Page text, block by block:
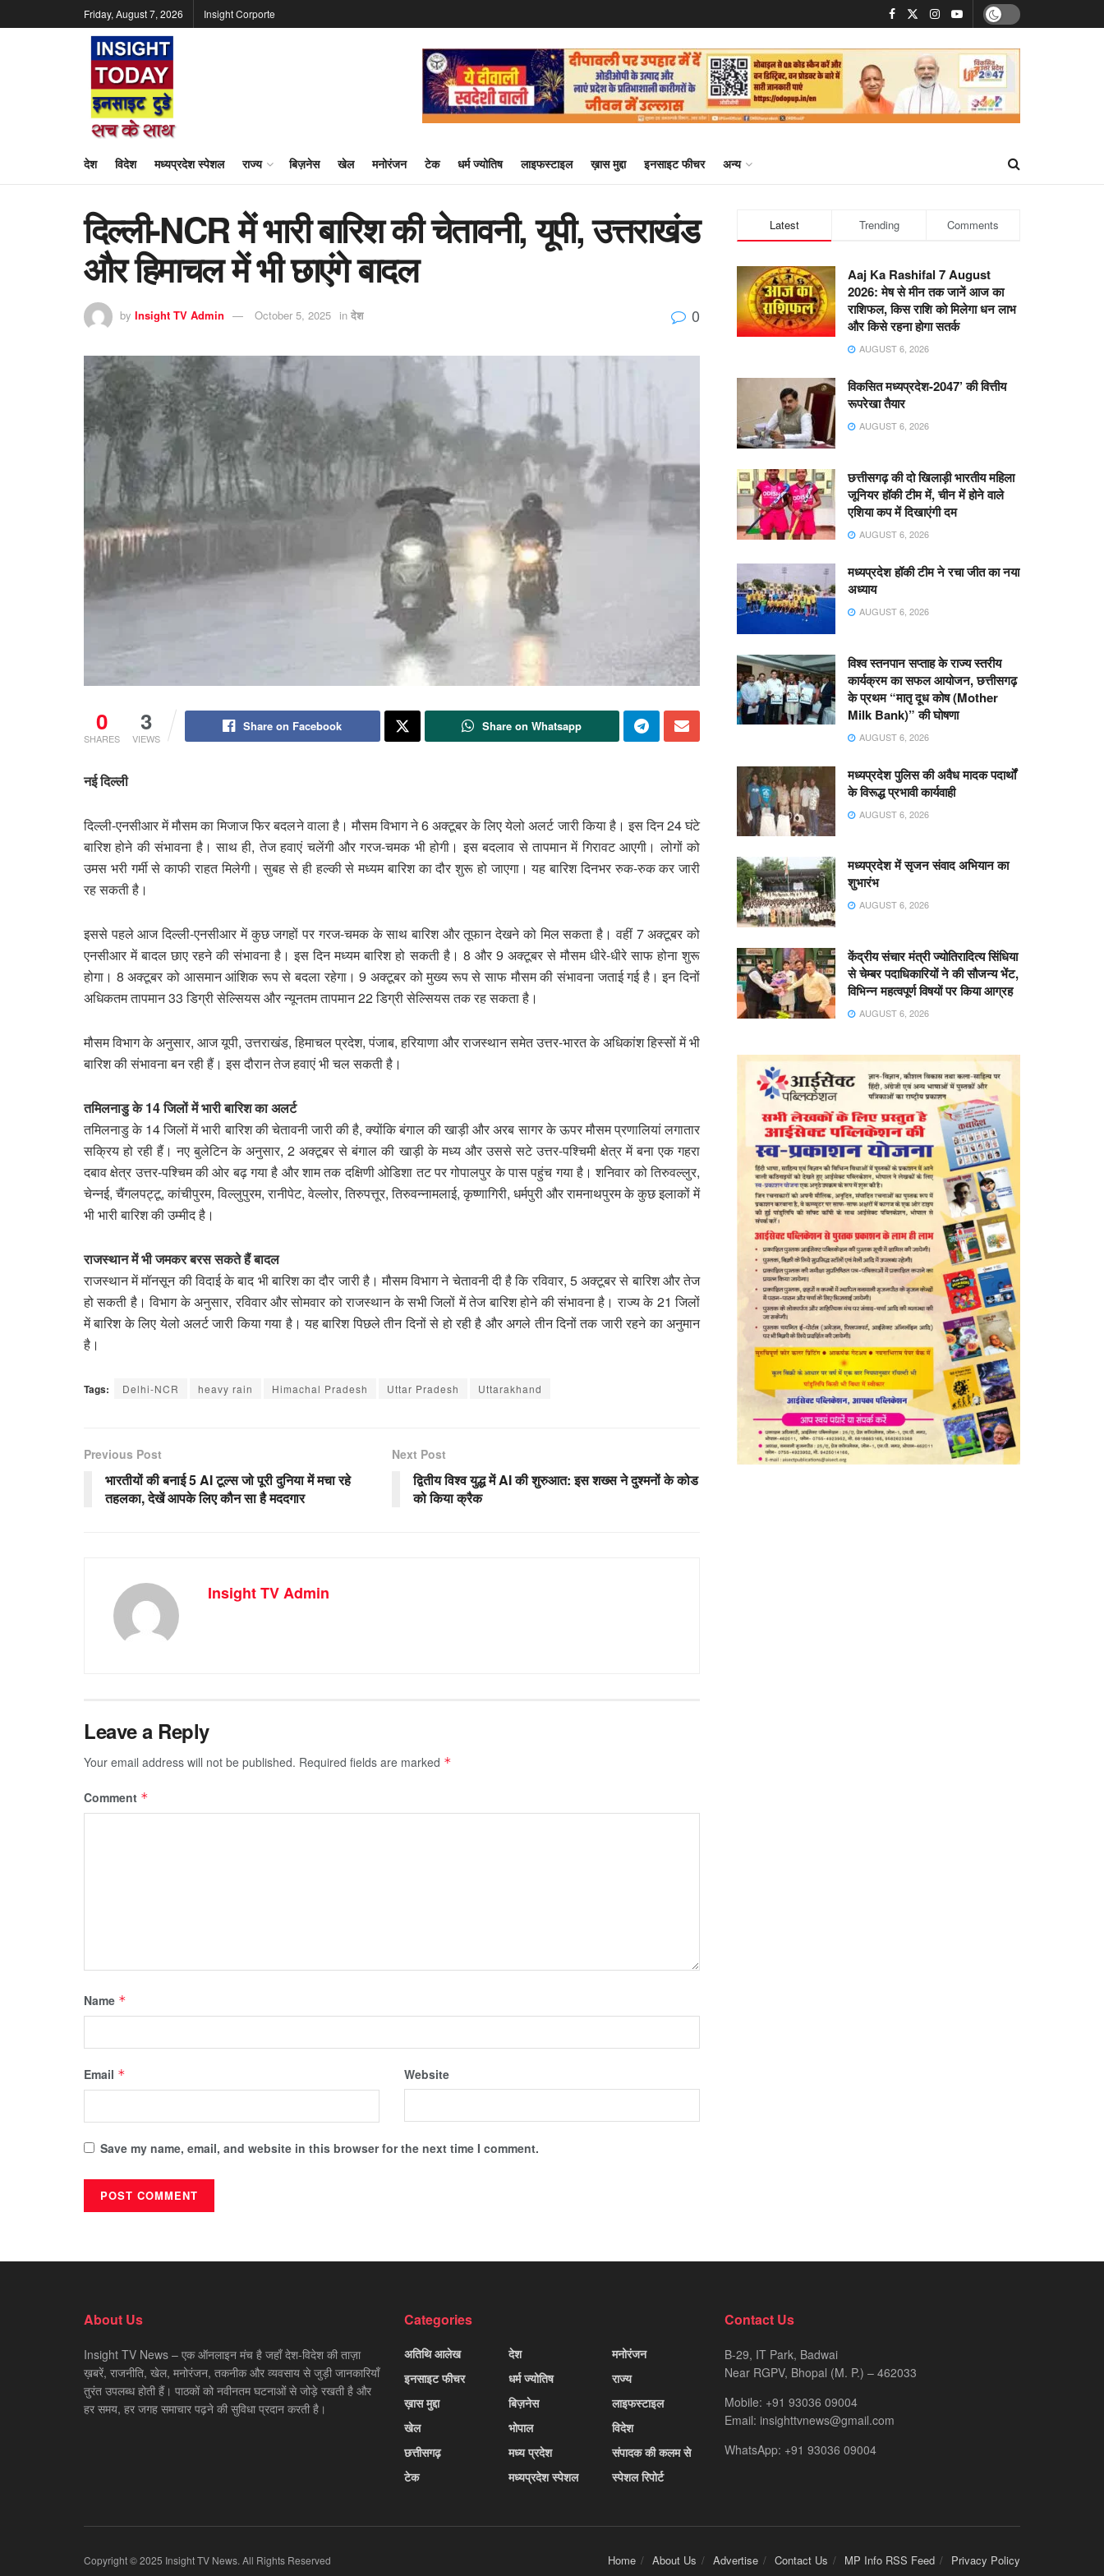
Friday, August 7, 2026 Insight Corporte
देश विदेश मध्यप्रदेश स्पेशल राज्य बिज़नेस खेल मनोरंजन टेक धर्म ज्योतिष लाइफस्टाइल ख़ास मुद्दा इनसाइट फीचर अन्य
दिल्ली-NCR में भारी बारिश की चेतावनी, यूपी, उत्तराखंड
और हिमाचल में भी छाएंगे बादल
by Insight TV Admin October 5, 2025 in देश 0
0
SHARES
3
VIEWS
Share on Facebook Share on Whatsapp
नई दिल्ली
दिल्ली-एनसीआर में मौसम का मिजाज फिर बदलने वाला है। मौसम विभाग ने 6 अक्टूबर के लिए येलो अलर्ट जारी किया है। इस दिन 24 घंटे
बारिश होने की संभावना है। साथ ही, तेज हवाएं चलेंगी और गरज-चमक भी होगी। इस बदलाव से तापमान में गिरावट आएगी। लोगों को
उमस भरी गर्मी से काफी राहत मिलेगी। सुबह से ही हल्की से मध्यम बारिश का दौर शुरू हो जाएगा। यह बारिश दिनभर रुक-रुक कर जारी
रह सकती है।
इससे पहले आज दिल्ली-एनसीआर में कुछ जगहों पर गरज-चमक के साथ बारिश और तूफान देखने को मिल सकता है। वहीं 7 अक्टूबर को
एनसीआर में बादल छाए रहने की संभावना है। इस दिन मध्यम बारिश हो सकती है। 8 और 9 अक्टूबर से मौसम धीरे-धीरे साफ होना शुरू
होगा। 8 अक्टूबर को आसमान आंशिक रूप से बदला रहेगा। 9 अक्टूबर को मुख्य रूप से साफ मौसम की संभावना जताई गई है। इन दिनों
अधिकतम तापमान 33 डिग्री सेल्सियस और न्यूनतम तापमान 22 डिग्री सेल्सियस तक रह सकता है।
मौसम विभाग के अनुसार, आज यूपी, उत्तराखंड, हिमाचल प्रदेश, पंजाब, हरियाणा और राजस्थान समेत उत्तर-भारत के अधिकांश हिस्सों में भी
बारिश की संभावना बन रही हैं। इस दौरान तेज हवाएं भी चल सकती है।
तमिलनाडु के 14 जिलों में भारी बारिश का अलर्ट
तमिलनाडु के 14 जिलों में भारी बारिश की चेतावनी जारी की है, क्योंकि बंगाल की खाड़ी और अरब सागर के ऊपर मौसम प्रणालियां लगातार
सक्रिय हो रही हैं। नए बुलेटिन के अनुसार, 2 अक्टूबर से बंगाल की खाड़ी के मध्य और उससे सटे उत्तर-पश्चिमी क्षेत्र में बना एक गहरा
दबाव क्षेत्र उत्तर-पश्चिम की ओर बढ़ गया है और शाम तक दक्षिणी ओडिशा तट पर गोपालपुर के पास पहुंच गया है। शनिवार को तिरुवल्लुर,
चेन्नई, चैंगलपट्टू, कांचीपुरम, विल्लुपुरम, रानीपेट, वेल्लोर, तिरुपत्तूर, तिरुवन्नामलाई, कृष्णागिरी, धर्मपुरी और रामनाथपुरम के कुछ इलाकों में
भी भारी बारिश की उम्मीद है।
राजस्थान में भी जमकर बरस सकते हैं बादल
राजस्थान में मॉनसून की विदाई के बाद भी बारिश का दौर जारी है। मौसम विभाग ने चेतावनी दी है कि रविवार, 5 अक्टूबर से बारिश और तेज
हो सकती है। विभाग के अनुसार, रविवार और सोमवार को राजस्थान के सभी जिलों में तेज बारिश होने की संभावना है। राज्य के 21 जिलों
में बारिश के लिए येलो अलर्ट जारी किया गया है। यह बारिश पिछले तीन दिनों से हो रही है और अगले तीन दिनों तक जारी रहने का अनुमान
है।
Tags: Delhi-NCR heavy rain Himachal Pradesh Uttar Pradesh Uttarakhand
Previous Post
भारतीयों की बनाई 5 AI टूल्स जो पूरी दुनिया में मचा रहे
तहलका, देखें आपके लिए कौन सा है मददगार
Next Post
द्वितीय विश्व युद्ध में AI की शुरुआत: इस शख्स ने दुश्मनों के कोड
को किया क्रैक
Insight TV Admin
Leave a Reply
Your email address will not be published. Required fields are marked *
Comment *
Name *
Email * Website
Save my name, email, and website in this browser for the next time I comment.
Latest Trending Comments
Aaj Ka Rashifal 7 August
2026: मेष से मीन तक जानें आज का
राशिफल, किस राशि को मिलेगा धन लाभ
और किसे रहना होगा सतर्क
AUGUST 6, 2026
विकसित मध्यप्रदेश-2047’ की वित्तीय
रूपरेखा तैयार
AUGUST 6, 2026
छत्तीसगढ़ की दो खिलाड़ी भारतीय महिला
जूनियर हॉकी टीम में, चीन में होने वाले
एशिया कप में दिखाएंगी दम
AUGUST 6, 2026
मध्यप्रदेश हॉकी टीम ने रचा जीत का नया
अध्याय
AUGUST 6, 2026
विश्व स्तनपान सप्ताह के राज्य स्तरीय
कार्यक्रम का सफल आयोजन, छत्तीसगढ़
के प्रथम “मातृ दूध कोष (Mother
Milk Bank)” की घोषणा
AUGUST 6, 2026
मध्यप्रदेश पुलिस की अवैध मादक पदार्थों
के विरूद्ध प्रभावी कार्यवाही
AUGUST 6, 2026
मध्यप्रदेश में सृजन संवाद अभियान का
शुभारंभ
AUGUST 6, 2026
केंद्रीय संचार मंत्री ज्योतिरादित्य सिंधिया
से चेम्बर पदाधिकारियों ने की सौजन्य भेंट,
विभिन्न महत्वपूर्ण विषयों पर किया आग्रह
AUGUST 6, 2026
About Us
Insight TV News – एक ऑनलाइन मंच है जहाँ देश-विदेश की ताज़ा
ख़बरें, राजनीति, खेल, मनोरंजन, तकनीक और व्यवसाय से जुड़ी जानकारियाँ
तुरंत उपलब्ध होती हैं। पाठकों को नवीनतम घटनाओं से जोड़े रखती है और
हर समय, हर जगह समाचार पढ़ने की सुविधा प्रदान करती है।
Categories
अतिथि आलेख
इनसाइट फीचर
ख़ास मुद्दा
खेल
छत्तीसगढ़
टेक
देश
धर्म ज्योतिष
बिज़नेस
भोपाल
मध्य प्रदेश
मध्यप्रदेश स्पेशल
मनोरंजन
राज्य
लाइफस्टाइल
विदेश
संपादक की कलम से
स्पेशल रिपोर्ट
Contact Us
B-29, IT Park, Badwai
Near RGPV, Bhopal (M. P.) – 462033
Mobile: +91 93036 09004
Email: insighttvnews@gmail.com
WhatsApp: +91 93036 09004
Home About Us Advertise Contact Us MP Info RSS Feed Privacy Policy
Copyright © 2025 Insight TV News. All Rights Reserved